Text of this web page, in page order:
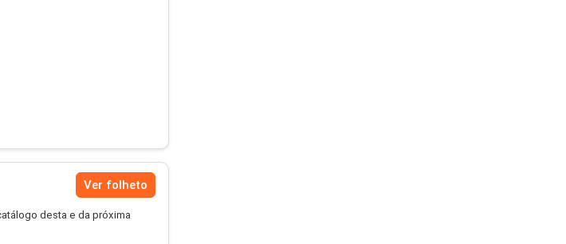
Ver folheto
desta e da próxima